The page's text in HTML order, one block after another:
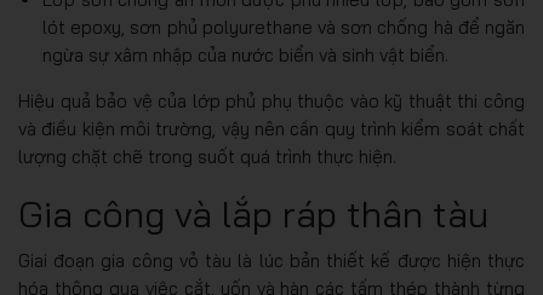
lót epoxy, sơn phủ polyurethane và sơn chống hà để ngăn
ngừa sự xâm nhập của nước biển và sinh vật biển.
Hiệu quả bảo vệ của lớp phủ phụ thuộc vào kỹ thuật thi công
và điều kiện môi trường, vậy nên cần quy trình kiểm soát chất
lượng chặt chẽ trong suốt quá trình thực hiện.
Gia công và lắp ráp thân tàu
Giai đoạn gia công vỏ tàu là lúc bản thiết kế được hiện thực
hóa thông qua việc cắt, uốn và hàn các tấm thép thành từng